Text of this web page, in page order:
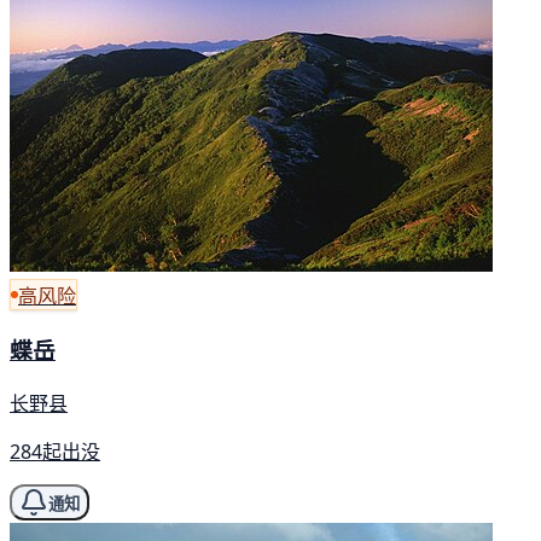
高风险
蝶岳
长野县
284起出没
通知